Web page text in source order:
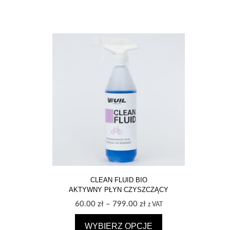
CLEAN FLUID BIO
AKTYWNY PŁYN CZYSZCZĄCY
60.00 zł – 799.00 złZakres
cen:
od
z VAT
WYBIERZ OPCJE